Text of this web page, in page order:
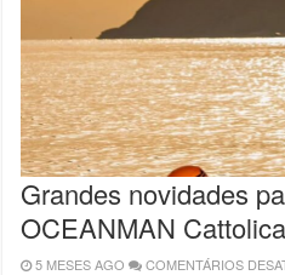
Grandes novidades
OCEANMAN
5 MESES AGO COMENTÁRIOS